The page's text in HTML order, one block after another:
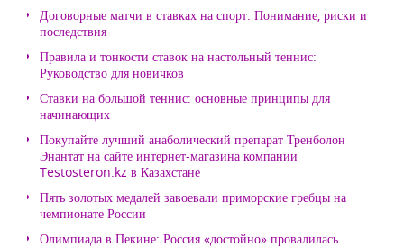
Договорные матчи в ставках на спорт: Понимание, риски и
последствия
Правила и тонкости ставок на настольный теннис:
Руководство для новичков
Ставки на большой теннис: основные принципы для
начинающих
Покупайте лучший анаболический препарат Тренболон
Энантат на сайте интернет-магазина компании
Testosteron.kz в Казахстане
Пять золотых медалей завоевали приморские гребцы на
чемпионате России
Олимпиада в Пекине: Россия «достойно» провалилась